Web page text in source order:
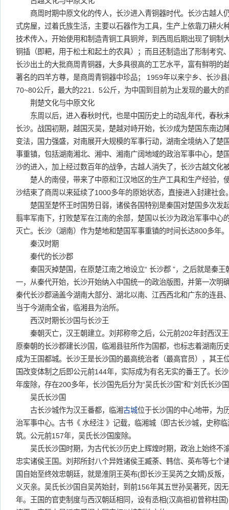
商周时期中原文化的传人，长沙进入青铜器时代。长沙古越人
式房屋，过着氏族生活，主要以石器作为工具，生产上依靠刀耕火
技术传入，开始使用和制造青铜工具铜斧，到西周后期出现了铜制
铜插（即耙，用于松土和起土的农具）；而且还制造出了形制考究
长沙出土的大批商周青铜器，大多具很高的工艺水平，富有鲜明的
著名的四羊方尊，是商周青铜器中珍品； 1959年以来宁乡、长沙
70~80公斤，最大的221．5公斤，为中国到目前为止发现的最大的
荆楚文化与中原文化
东周以后，进入春秋时代，也是中国历史上的动乱年代，春秋
长沙。战国初期，越国灭吴，楚越对峙开始，长沙成为楚国东南边
变法，国力强盛，对南展开大规模的军事行动，湖南全境纳入了楚
事重镇，包括湖南湘北、湘中、湘南广阔地域的政治军事中心，楚
沙的进入，加上经过数百年的战争，古越人消失了，长沙古越文化
楚人的南侵，带来了中原和江汉地区的生产工具和生产经验，
沙结束了商周以来延续了1000多年的原始状态，直接进入封建社会
楚国至楚怀王时国势日弱，诸侯各国特别是秦国对楚国多次发
翦率军南下，打败楚军在江南的余部，楚国以长沙为政治军事中心
灭亡。长沙（湖南）作为楚地和楚国军事重镇的时间长达800多年。
秦汉时期
秦代的长沙郡
秦国灭掉楚国，在原楚江南之地设立“ 长沙郡 ”，之后就是秦王
一，从秦代开始，长沙开始纳入中国统一的政治版图，并第一次明
秦代长沙郡涵盖今湖南大部分、湖北以南、江西西北和广东的连县
当于今湖南全省，临湘县为治所。
西汉时期长沙国与长沙王
秦朝灭亡，汉王朝建立。刘邦称帝之后，公元前202年封西汉王
原秦朝的长沙郡建长沙国，临湘县驻所作为国都，也标志着湖南历
成为王国都城。长沙王是长沙国的最高统治者（最高官员），其王
国改变体制之后即公元前144年，实际成为有名无实的番王了。长
年废除，存在200多年，长沙国先后分为“吴氏长沙国”和“刘氏长沙
吴氏长沙国
古长沙城作为汉王番都，临湘古城位于长沙国的中心地带，为
治军事中心。古书《 水经注 》记载，临湘城（即古长沙城，史称
筑。公元前157年，吴氏长沙国废除。
吴氏长沙国时期，为古代长沙历史上辉煌时期，政治上始终不
忠实诸侯王国。刘邦所封八个异姓诸侯王臧荼、韩信、英布等七个
国自始至终效忠朝廷，就是淮阴王英布(即长沙王吴芮之女婿)反叛
义灭亲。吴氏长沙国自吴芮始封，到前156年其五世孙吴著死，因
年。王国的官吏制度与西汉朝廷相同，设有丞相(汉高祖初曾称柱